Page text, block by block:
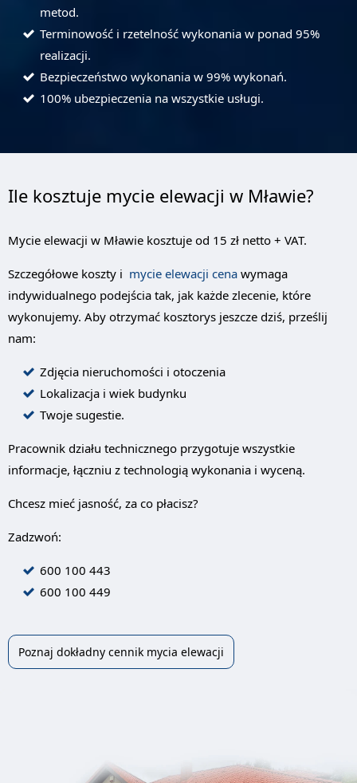
metod.
Terminowość i rzetelność wykonania w ponad 95%
realizacji.
Bezpieczeństwo wykonania w 99% wykonań.
100% ubezpieczenia na wszystkie usługi.
Ile kosztuje mycie elewacji w Mławie?
Mycie elewacji w Mławie kosztuje od 15 zł netto + VAT.
Szczegółowe koszty i mycie elewacji cena wymaga
indywidualnego podejścia tak, jak każde zlecenie, które
wykonujemy. Aby otrzymać kosztorys jeszcze dziś, prześlij
nam:
Zdjęcia nieruchomości i otoczenia
Lokalizacja i wiek budynku
Twoje sugestie.
Pracownik działu technicznego przygotuje wszystkie
informacje, łączniu z technologią wykonania i wyceną.
Chcesz mieć jasność, za co płacisz?
Zadzwoń:
600 100 443
600 100 449
Poznaj dokładny cennik mycia elewacji